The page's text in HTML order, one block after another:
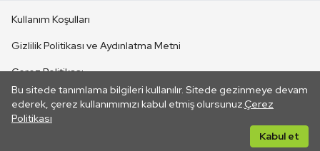
Bu sitede tanımlama bilgileri kullanılır. Sitede gezinmeye devam
ederek, çerez kullanımımızı kabul etmiş olursunuz.Çerez
Politikası
Kabul et
CANLI YAYINLAR
Kullanım Koşulları
Gizlilik Politikası ve Aydınlatma Metni
Çerez Politikası
İletişim
Her hakkı saklıdır. ©2026 TRT. Bağlantı yoluyla gidilen dış